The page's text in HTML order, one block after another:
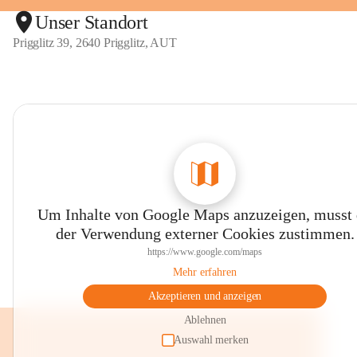
Unser Standort
Prigglitz 39, 2640 Prigglitz, AUT
Um Inhalte von Google Maps anzuzeigen, musst
der Verwendung externer Cookies zustimmen.
https://www.google.com/maps
Mehr erfahren
Akzeptieren und anzeigen
Ablehnen
Auswahl merken